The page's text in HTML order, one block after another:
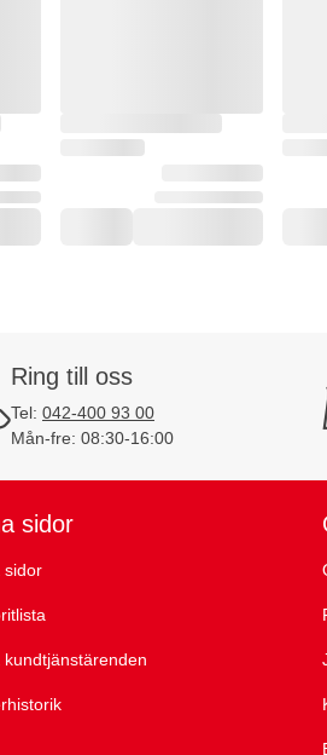
Ring till oss
Tel: 042-400 93 00
Mån-fre: 08:30-16:00
sidor
sidor
kundtjänstärenden